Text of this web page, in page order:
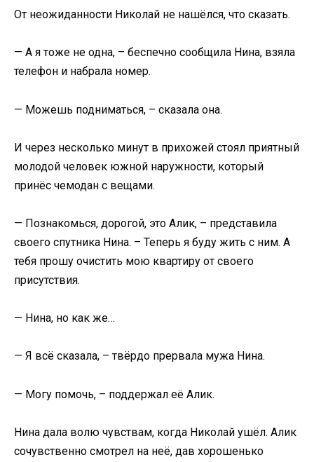
От неожиданности Николай не нашёлся, что сказать.
— А я тоже не одна, – беспечно сообщила Нина, взяла
телефон и набрала номер.
— Можешь подниматься, – сказала она.
И через несколько минут в прихожей стоял приятный
молодой человек южной наружности, который
принёс чемодан с вещами.
— Познакомься, дорогой, это Алик, – представила
своего спутника Нина. – Теперь я буду жить с ним. А
тебя прошу очистить мою квартиру от своего
присутствия.
— Нина, но как же…
— Я всё сказала, – твёрдо прервала мужа Нина.
— Могу помочь, – поддержал её Алик.
Нина дала волю чувствам, когда Николай ушёл. Алик
сочувственно смотрел на неё, дав хорошенько